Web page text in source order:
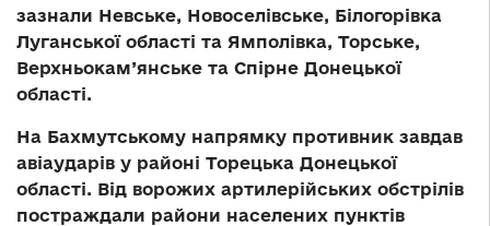
зазнали Невське, Новоселівське, Білогорівка
Луганської області та Ямполівка, Торське,
Верхньокам’янське та Спірне Донецької
області.
На Бахмутському напрямку противник завдав
авіаударів у районі Торецька Донецької
області. Від ворожих артилерійських обстрілів
постраждали райони населених пунктів